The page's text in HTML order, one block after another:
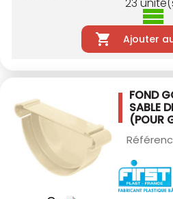
Ajouter
FOND
SABLE
(POUR